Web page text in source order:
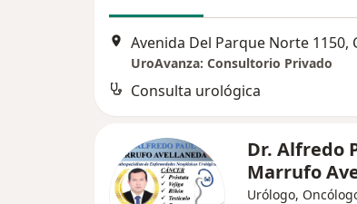
UroAvanza: Consultorio Privado
Consulta urológica
Dr. Alfredo
Marrufo
Urólogo,